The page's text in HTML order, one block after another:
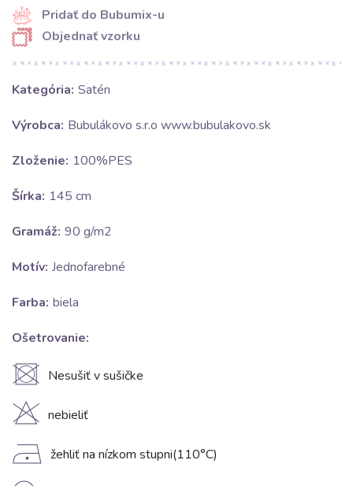
Pridať do Bubumix-u
Objednať vzorku
Kategória: Satén
Výrobca: Bubulákovo s.r.o www.bubulakovo.sk
Zloženie: 100%PES
Šírka: 145 cm
Gramáž: 90 g/m2
Motív: Jednofarebné
Farba: biela
Ošetrovanie:
U Nesušiť v sušičke
H nebieliť
D žehliť na nízkom stupni(110°C)